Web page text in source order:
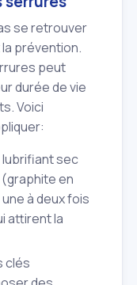
se retrouver
prévention.
peut
durée de vie
Voici
lubrifiant sec
en
à deux fois
attirent la
clés